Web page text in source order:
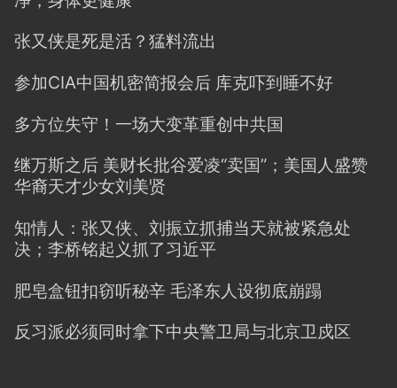
张又侠是死是活？猛料流出
参加CIA中国机密简报会后 库克吓到睡不好
多方位失守！一场大变革重创中共国
继万斯之后 美财长批谷爱凌“卖国”；美国人盛赞
华裔天才少女刘美贤
知情人：张又侠、刘振立抓捕当天就被紧急处
决；李桥铭起义抓了习近平
肥皂盒钮扣窃听秘辛 毛泽东人设彻底崩蹋
反习派必须同时拿下中央警卫局与北京卫戍区